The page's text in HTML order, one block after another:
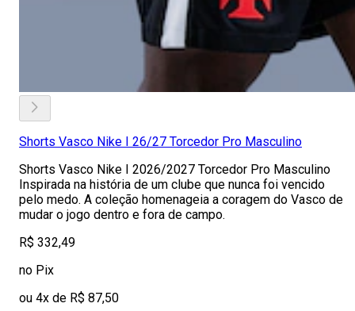
Shorts Vasco Nike I 26/27 Torcedor Pro Masculino
Shorts Vasco Nike I 2026/2027 Torcedor Pro Masculino
Inspirada na história de um clube que nunca foi vencido
pelo medo. A coleção homenageia a coragem do Vasco de
mudar o jogo dentro e fora de campo.
R$ 332,49
no Pix
ou 4x de R$ 87,50